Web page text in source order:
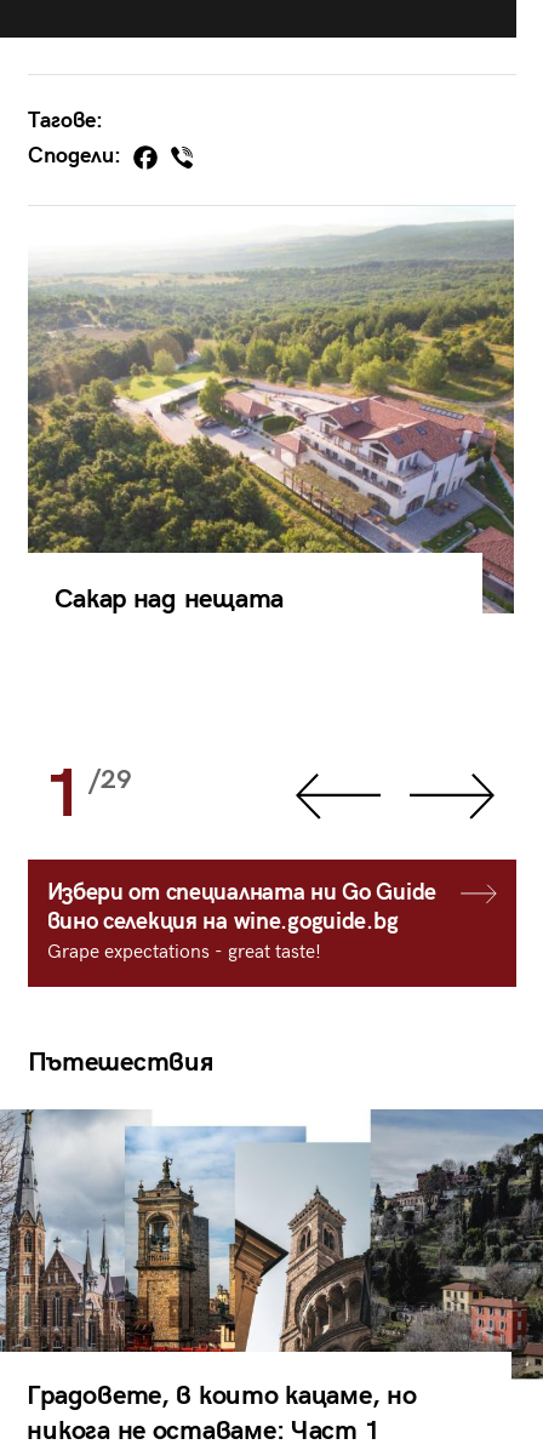
Тагове:
Сподели:
Сакар над нещата
1 /29
Избери от специалната ни Go Guide
вино селекция на wine.goguide.bg
Grape expectations - great taste!
Пътешествия
Градовете, в които кацаме, но
никога не оставаме: Част 1